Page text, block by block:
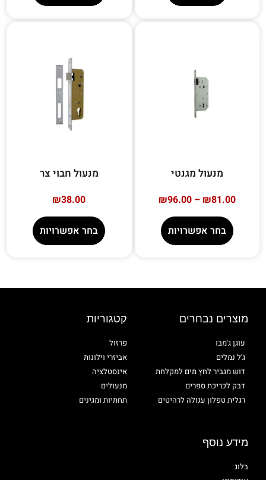
מנעול מגנטי
₪81.00
–
₪96.00
בחר אפשרויות
מנעול חבוי צר
₪38.00
בחר אפשרויות
מוצרים נבחרים
עוגן ג'מבו
ג'ל נמלים
דוש מגביר לחץ מים למקלחת
דבק לכריכת ספרים
רגלית טפלון עגולה לרהיטים
קטגוריות
פרזול
אביזרי וילונות
אינסטלציה
מנעולים
תחתיות ומגינים
מידע נוסף
בלוג